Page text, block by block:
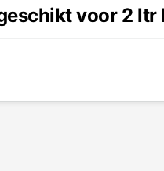
voor 2